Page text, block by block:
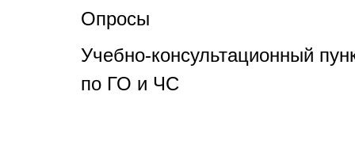
Опросы
Учебно-консультационный
по ГО и ЧС